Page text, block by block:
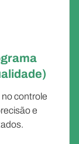
controle
e